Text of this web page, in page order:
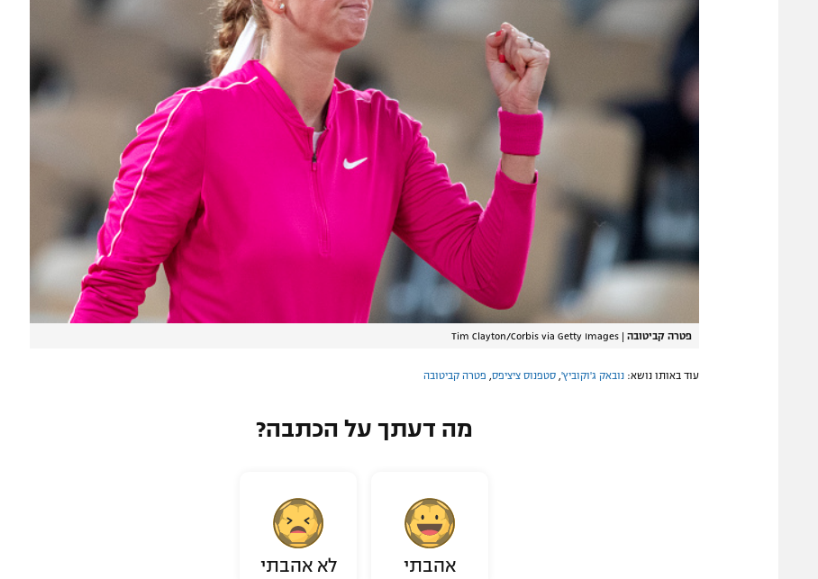
פטרה קביטובה |
Tim Clayton/Corbis via Getty Images
עוד באותו נושא: נובאק ג'וקוביץ' סטפנוס ציציפס פטרה קביטובה
מה דעתך על הכתבה?
אהבתי לא אהבתי